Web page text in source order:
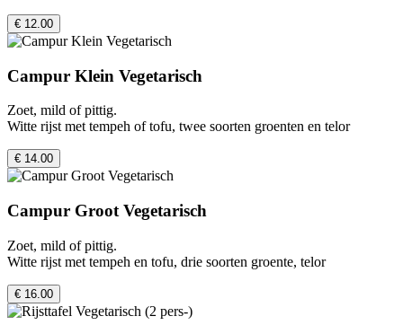
€ 12.00
Campur Klein Vegetarisch
Zoet, mild of pittig.
Witte rijst met tempeh of tofu, twee soorten groenten en telor
€ 14.00
Campur Groot Vegetarisch
Zoet, mild of pittig.
Witte rijst met tempeh en tofu, drie soorten groente, telor
€ 16.00